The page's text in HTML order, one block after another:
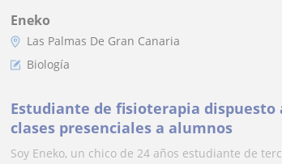
Eneko
Las Palmas De Gran Canaria
Biología
Estudiante de fisioterapia dispuesto
clases presenciales a alumnos
Soy Eneko, un chico de 24 años estudiante de